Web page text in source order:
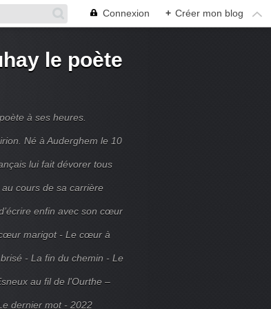
Connexion + Créer mon blog
le poète
à ses heures.
Né à Auderghem le 10
lui fait dévorer tous
cours de sa carrière
enfin avec son cœur
marigot - Le cœur à
- La fin du chemin - Le
au fil de l'Ourthe –
dernier mot - 2022